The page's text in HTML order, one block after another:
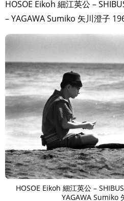
HOSOE Eikoh 細江英公 –
– YAGAWA Sumiko 矢川澄子
HOSOE Eikoh 細江英公 –
YAGAWA Sumiko